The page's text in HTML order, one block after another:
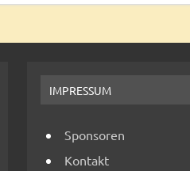
IMPRESSUM
Sponsoren
Kontakt